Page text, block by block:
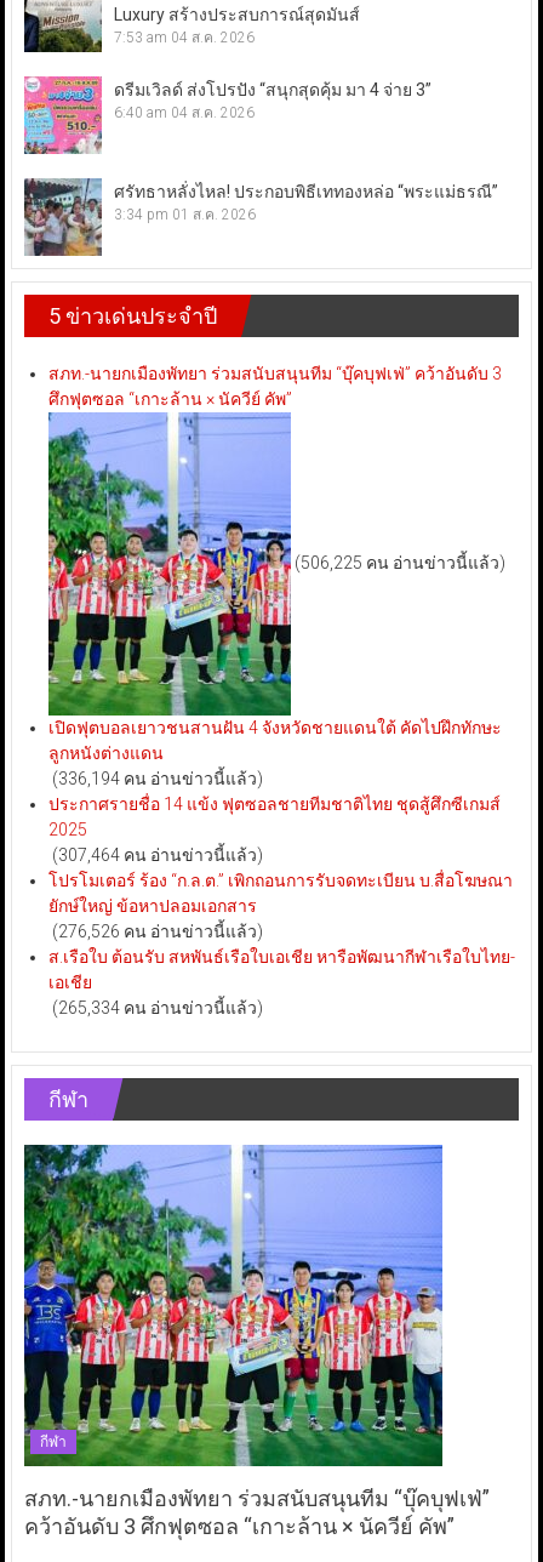
Luxury สร้างประสบการณ์สุดมันส์
7:53 am 04 ส.ค. 2026
ดรีมเวิลด์ ส่งโปรปัง “สนุกสุดคุ้ม มา 4 จ่าย 3”
6:40 am 04 ส.ค. 2026
ศรัทธาหลั่งไหล! ประกอบพิธีเททองหล่อ “พระแม่ธรณี”
3:34 pm 01 ส.ค. 2026
5 ข่าวเด่นประจำปี
สภท.-นายกเมืองพัทยา ร่วมสนับสนุนทีม “บุ๊คบุฟเฟ่” คว้าอันดับ 3
ศึกฟุตซอล “เกาะล้าน × นัควีย์ คัพ”
(506,225 คน อ่านข่าวนี้แล้ว)
เปิดฟุตบอลเยาวชนสานฝัน 4 จังหวัดชายแดนใต้ คัดไปฝึกทักษะ
ลูกหนังต่างแดน
(336,194 คน อ่านข่าวนี้แล้ว)
ประกาศรายชื่อ 14 แข้ง ฟุตซอลชายทีมชาติไทย ชุดสู้ศึกซีเกมส์
2025
(307,464 คน อ่านข่าวนี้แล้ว)
โปรโมเตอร์ ร้อง “ก.ล.ต.” เพิกถอนการรับจดทะเบียน บ.สื่อโฆษณา
ยักษ์ใหญ่ ข้อหาปลอมเอกสาร
(276,526 คน อ่านข่าวนี้แล้ว)
ส.เรือใบ ต้อนรับ สหพันธ์เรือใบเอเชีย หารือพัฒนากีฬาเรือใบไทย-
เอเชีย
(265,334 คน อ่านข่าวนี้แล้ว)
กีฬา
กีฬา
สภท.-นายกเมืองพัทยา ร่วมสนับสนุนทีม “บุ๊คบุฟเฟ่”
คว้าอันดับ 3 ศึกฟุตซอล “เกาะล้าน × นัควีย์ คัพ”